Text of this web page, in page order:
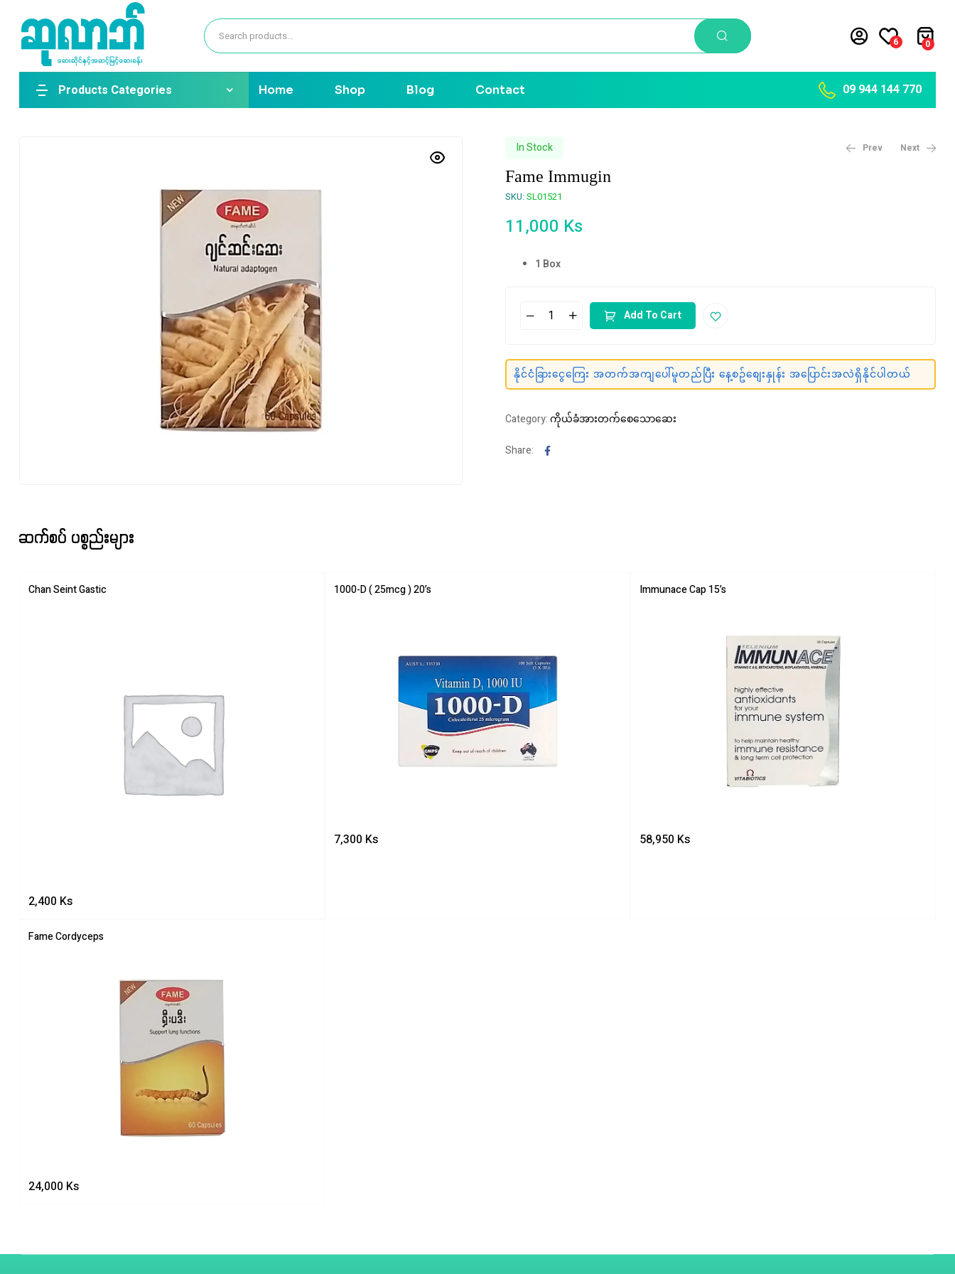
6 0
Products Categories Home Shop Blog Contact 09 944 144 770
In Stock Prev Next
Fame Immugin
SKU:SL01521
11,000 Ks
1 Box
Add To Cart
နိုင်ငံခြားငွေကြေး အတက်အကျပေါ်မူတည်ပြီး နေ့စဥ်စျေးနှုန်း အပြောင်းအလဲရှိနိုင်ပါတယ်
Category:ကိုယ်ခံအားတက်စေသောဆေး
Share: Facebook
ဆက်စပ် ပစ္စည်းများ
Chan Seint Gastic
2,400 Ks
1000-D ( 25mcg ) 20’s
7,300 Ks
Immunace Cap 15’s
58,950 Ks
Fame Cordyceps
24,000 Ks